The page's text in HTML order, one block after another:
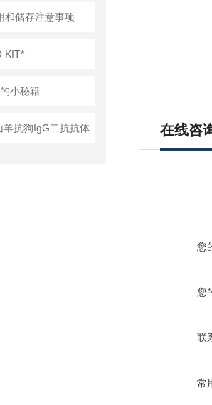
和储存注意事项
KIT*
小秘籍
羊抗狗IgG二抗抗体
1-BOC-5-
酯
在线咨
您
您
联
常